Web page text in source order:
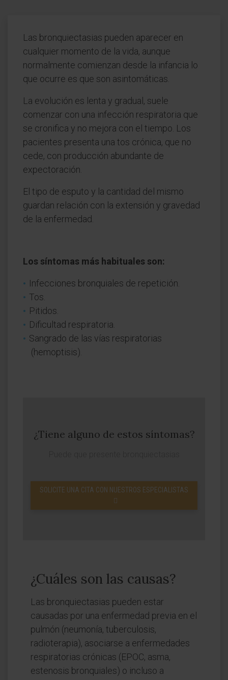
Las bronquiectasias pueden aparecer en
cualquier momento de la vida, aunque
normalmente comienzan desde la infancia lo
que ocurre es que son asintomáticas.
La evolución es lenta y gradual, suele
comenzar con una infección respiratoria que
se cronifica y no mejora con el tiempo. Los
pacientes presenta una tos crónica, que no
cede, con producción abundante de
expectoración.
El tipo de esputo y la cantidad del mismo
guardan relación con la extensión y gravedad
de la enfermedad.
Los síntomas más habituales son:
Infecciones bronquiales de repetición.
Tos.
Pitidos.
Dificultad respiratoria.
Sangrado de las vías respiratorias
(hemoptisis).
¿Tiene alguno de estos síntomas?
SOLICITE UNA CITA CON NUESTROS ESPECIALISTAS
¿Cuáles son las causas?
Las bronquiectasias pueden estar
causadas por una enfermedad previa en el
pulmón (neumonía, tuberculosis,
radioterapia), asociarse a enfermedades
respiratorias crónicas (EPOC, asma,
estenosis bronquiales) o incluso a